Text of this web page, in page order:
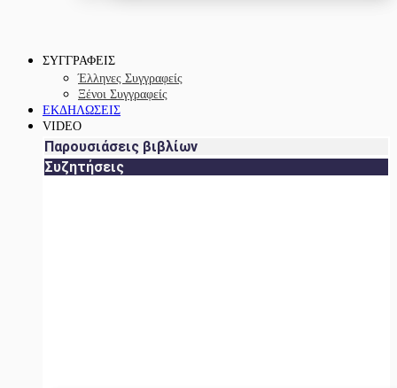
ΣΥΓΓΡΑΦΕΙΣ
Έλληνες Συγγραφείς
Ξένοι Συγγραφείς
ΕΚΔΗΛΩΣΕΙΣ
VIDEO
Παρουσιάσεις βιβλίων
Συζητήσεις